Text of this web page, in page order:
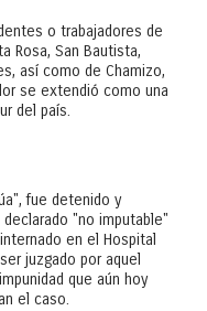
o trabajadores de
Rosa, San Bautista,
así como de Chamizo,
se extendió como una
del país.
fue detenido y
"no imputable"
en el Hospital
juzgado por aquel
que aún hoy
el caso.